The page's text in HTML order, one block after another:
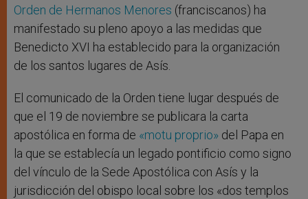
Orden de Hermanos Menores (franciscanos) ha
manifestado su pleno apoyo a las medidas que
Benedicto XVI ha establecido para la organización
de los santos lugares de Asís.
El comunicado de la Orden tiene lugar después de
que el 19 de noviembre se publicara la carta
apostólica en forma de «motu proprio» del Papa en
la que se establecía un legado pontificio como signo
del vínculo de la Sede Apostólica con Asís y la
jurisdicción del obispo local sobre los «dos templos